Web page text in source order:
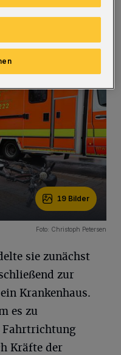
Die
Verletzungen
19 Bilder
Foto: Christoph Petersen
sie zunächst
zur
Krankenhaus.
es zu
Fahrtrichtung
Kräfte der